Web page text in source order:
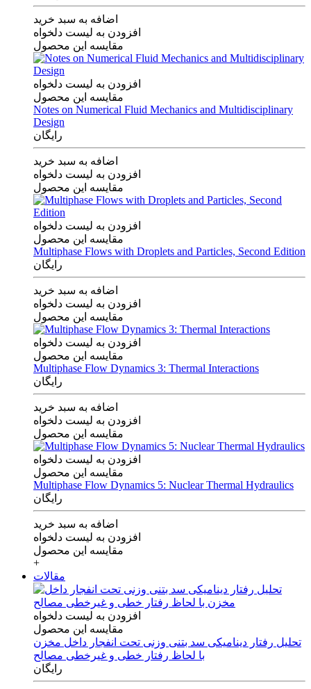
اضافه به سبد خرید
افزودن به لیست دلخواه
مقایسه این محصول
افزودن به لیست دلخواه
مقایسه این محصول
Notes on Numerical Fluid Mechanics and Multidisciplinary
Design
رایگان
اضافه به سبد خرید
افزودن به لیست دلخواه
مقایسه این محصول
افزودن به لیست دلخواه
مقایسه این محصول
Multiphase Flows with Droplets and Particles, Second Edition
رایگان
اضافه به سبد خرید
افزودن به لیست دلخواه
مقایسه این محصول
افزودن به لیست دلخواه
مقایسه این محصول
Multiphase Flow Dynamics 3: Thermal Interactions
رایگان
اضافه به سبد خرید
افزودن به لیست دلخواه
مقایسه این محصول
افزودن به لیست دلخواه
مقایسه این محصول
Multiphase Flow Dynamics 5: Nuclear Thermal Hydraulics
رایگان
اضافه به سبد خرید
افزودن به لیست دلخواه
مقایسه این محصول
+
مقالات
افزودن به لیست دلخواه
مقایسه این محصول
تحلیل رفتار دینامیکی سد بتنی وزنی تحت انفجار داخل مخزن
با لحاظ رفتار خطی و غیرخطی مصالح
رایگان